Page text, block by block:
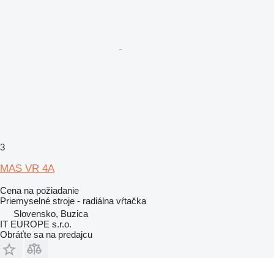
3
MAS VR 4A
Cena na požiadanie
Priemyselné stroje - radiálna vŕtačka
Slovensko, Buzica
IT EUROPE s.r.o.
Obráťte sa na predajcu